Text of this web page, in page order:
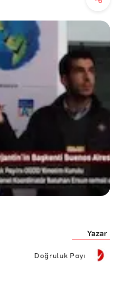
Yazar
Doğruluk Payı